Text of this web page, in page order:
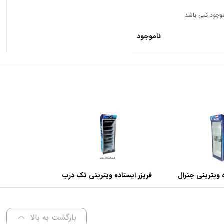
موجود نمی باشد
ناموجود
ویترینی جنرال
فریزر ایستاده ویترینی تک درب
عرض 70 سانتی متر
بازگشت به بالا